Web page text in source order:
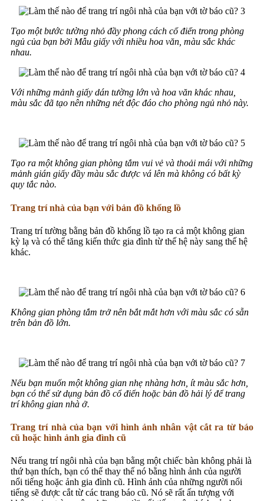
Tạo một bước tường nhỏ đầy phong cách cổ điển trong phòng
ngủ của bạn bởi Mẫu giấy với nhiều hoa văn, màu sắc khác
nhau.
Với những mảnh giấy dán tường lớn và hoa văn khác nhau,
màu sắc đã tạo nên những nét độc đáo cho phòng ngủ nhỏ này.
Tạo ra một không gian phòng tắm vui vẻ và thoải mái với những
mảnh gián giấy đầy màu sắc được vá lên mà không có bất kỳ
quy tắc nào.
Trang trí nhà của bạn với bản đồ khổng lồ
Trang trí tường bằng bản đồ khổng lồ tạo ra cả một không gian
kỳ lạ và có thể tăng kiến ​​thức gia đình từ thế hệ này sang thế hệ
khác.
Không gian phòng tắm trở nên bắt mắt hơn với màu sắc có sẵn
trên bản đồ lớn.
Nếu bạn muốn một không gian nhẹ nhàng hơn, ít màu sắc hơn,
bạn có thể sử dụng bản đồ cổ điển hoặc bản đồ hải lý để trang
trí không gian nhà ở.
Trang trí nhà của bạn với hình ảnh nhân vật cắt ra từ báo
cũ hoặc hình ảnh gia đình cũ
Nếu trang trí ngôi nhà của bạn bằng một chiếc bàn không phải là
thứ bạn thích, bạn có thể thay thế nó bằng hình ảnh của người
nổi tiếng hoặc ảnh gia đình cũ. Hình ảnh của những người nổi
tiếng sẽ được cắt từ các trang báo cũ. Nó sẽ rất ấn tượng với